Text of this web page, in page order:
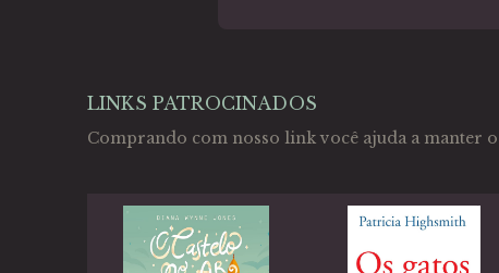
LINKS PATROCINADOS
Comprando com nosso link você ajuda a manter